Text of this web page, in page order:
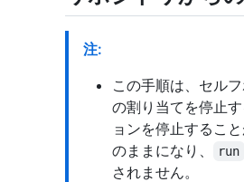
注:
この手順は、セル
の割り当てを停止
ョンを停止するこ
のままになり、
run
されません。